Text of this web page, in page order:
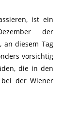
ist ein
der
an diesem Tag
vorsichtig
die in den
bei der Wiener